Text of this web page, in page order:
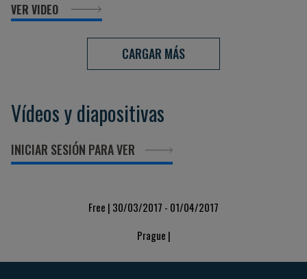
VER VIDEO
CARGAR MÁS
Vídeos y diapositivas
INICIAR SESIÓN PARA VER
Free | 30/03/2017 - 01/04/2017
Prague |